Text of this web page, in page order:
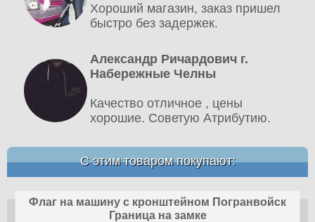
Хороший магазин, заказ пришел
быстро без задержек.
Александр Ричардович г.
Набережные Челны
Качество отличное , цены
хорошие. Советую Атрибутию.
С этим товаром покупают:
Флаг на машину с кронштейном Погранвойск
Граница на замке